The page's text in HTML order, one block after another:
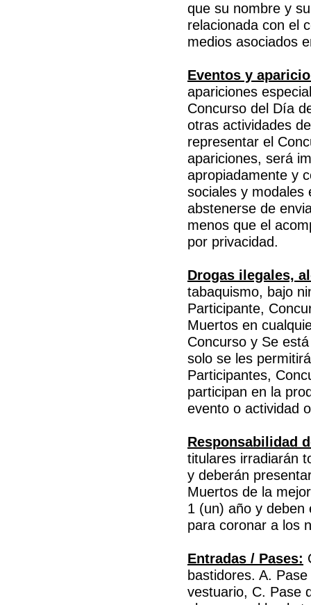
que su nombre y
relacionada con el
medios asociados
Eventos y
apariciones
Concurso del Día
otras actividades
representar el
apariciones, será
apropiadamente y
sociales y modales
abstenerse de
menos que el
por privacidad.
Drogas ilegales,
tabaquismo, bajo
Participante,
Muertos en
Concurso y Se
solo se les
Participantes,
participan en la
evento o actividad
Responsabilidad
titulares irradiarán
y deberán
Muertos de la
1 (un) año y deben
para coronar a los
Entradas / Pases:
bastidores. A.
vestuario, C. Pase